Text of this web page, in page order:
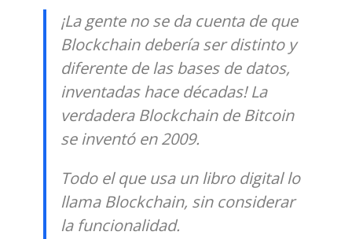
¡La gente no se da cuenta de que
Blockchain debería ser distinto y
diferente de las bases de datos,
inventadas hace décadas! La
verdadera Blockchain de Bitcoin
se inventó en 2009.
Todo el que usa un libro digital lo
llama Blockchain, sin considerar
la funcionalidad.